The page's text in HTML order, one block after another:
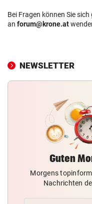
Bei Fragen können Sie
an forum@krone.at
NEWSLETTER
Guten
Morgens
Nachrichten